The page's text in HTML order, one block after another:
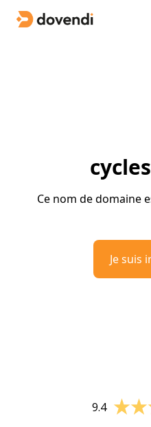
Ce nom de domaine
Je suis
9.4